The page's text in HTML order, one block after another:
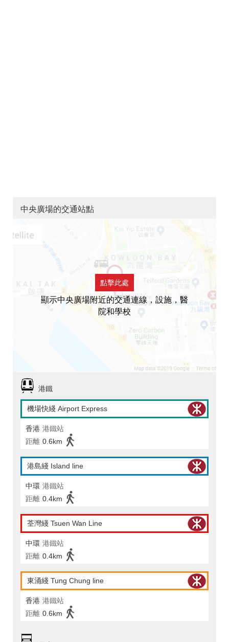
中央廣場的交通站點
點擊此處
顯示中央廣場附近的交通連線，設施，醫
院和學校
港鐵
機場快綫 Airport Express
香港 港鐵站
距離 0.6km
港島綫 Island line
中環 港鐵站
距離 0.4km
荃灣綫 Tsuen Wan Line
中環 港鐵站
距離 0.4km
東涌綫 Tung Chung line
香港 港鐵站
距離 0.6km